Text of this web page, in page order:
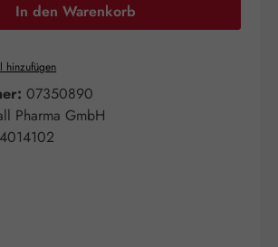
In den Warenkorb
hinzufügen
07350890
Pharma GmbH